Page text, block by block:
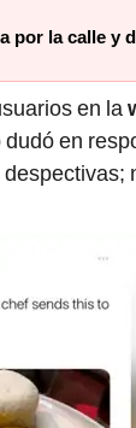
por la calle y
en la
en